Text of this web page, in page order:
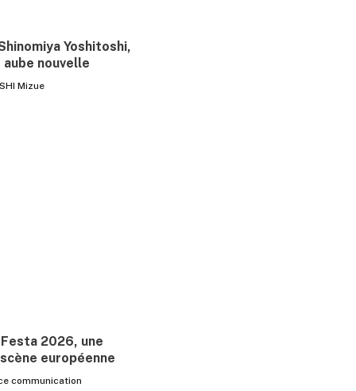
Yoshitoshi,
nouvelle
Mizue
2026, une
européenne
communication